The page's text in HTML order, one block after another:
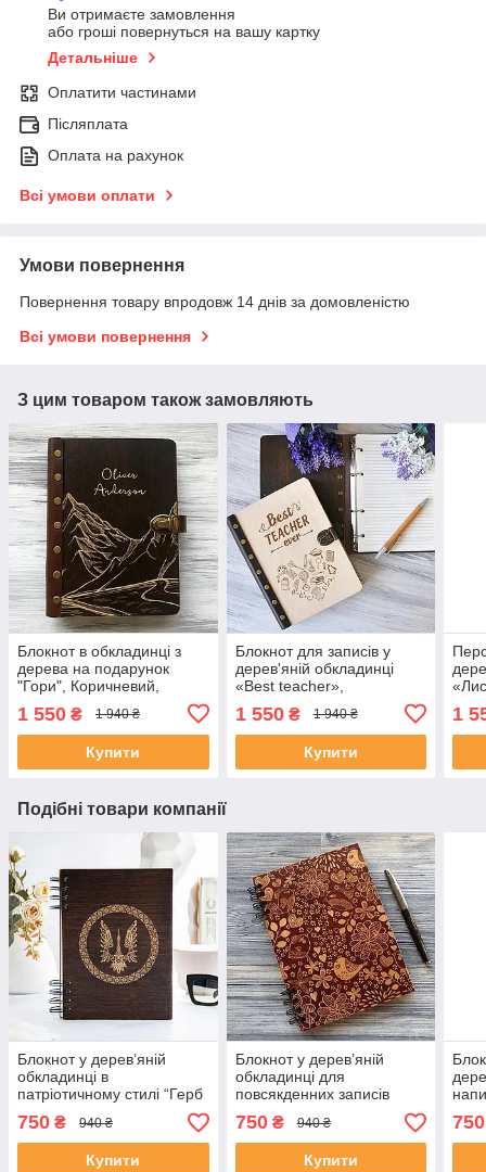
Ви отримаєте замовлення
або гроші повернуться на вашу картку
Детальніше
Оплатити частинами
Післяплата
Оплата на рахунок
Всі умови оплати
Умови повернення
Повернення товару впродовж 14 днів за домовленістю
Всі умови повернення
З цим товаром також замовляють
Блокнот в обкладинці з
дерева на подарунок
"Гори", Коричневий,
1 550 ₴ 1 940 ₴
Купити
Блокнот для записів у
дерев'яній обкладинці
«Best teacher»,
корпоративний подарунок,
Коричневий, Розмір A5
1 550₴ 1 940 ₴
Купити
1
Подібні товари компанії
Блокнот у дерев’яній
обкладинці в
патріотичному стилі “Герб
України”
750 ₴ 940 ₴
Купити
Блокнот у дерев’яній
обкладинці для
повсякденних записів
“Пташки”
750₴ 940 ₴
Купити
750